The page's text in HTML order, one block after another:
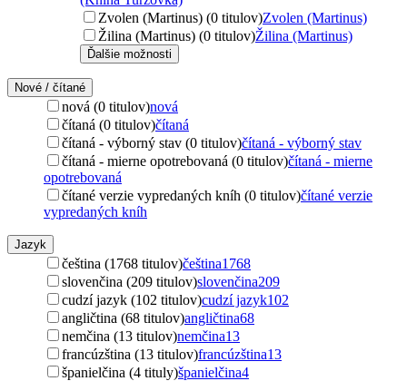
Zvolen (Martinus) (0 titulov)Zvolen (Martinus)
Žilina (Martinus) (0 titulov)Žilina (Martinus)
Ďalšie možnosti
Nové / čítané
nová (0 titulov)nová
čítaná (0 titulov)čítaná
čítaná - výborný stav (0 titulov)čítaná - výborný stav
čítaná - mierne opotrebovaná (0 titulov)čítaná - mierne
opotrebovaná
čítané verzie vypredaných kníh (0 titulov)čítané verzie
vypredaných kníh
Jazyk
čeština (1768 titulov)čeština1768
slovenčina (209 titulov)slovenčina209
cudzí jazyk (102 titulov)cudzí jazyk102
angličtina (68 titulov)angličtina68
nemčina (13 titulov)nemčina13
francúzština (13 titulov)francúzština13
španielčina (4 tituly)španielčina4